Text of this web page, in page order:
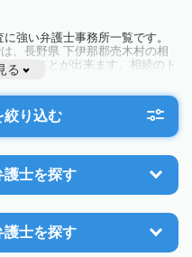
強い弁護士事務所一覧です。
、長野県 下伊那郡売木村の相
見ることが出来ます。相続のト
隣の弁護士に相談してみましょ
る
絞り込む
護士を探す
護士を探す